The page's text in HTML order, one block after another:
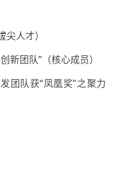
人才）
新团队”（核心成员）
团队获“凤凰奖”之聚力